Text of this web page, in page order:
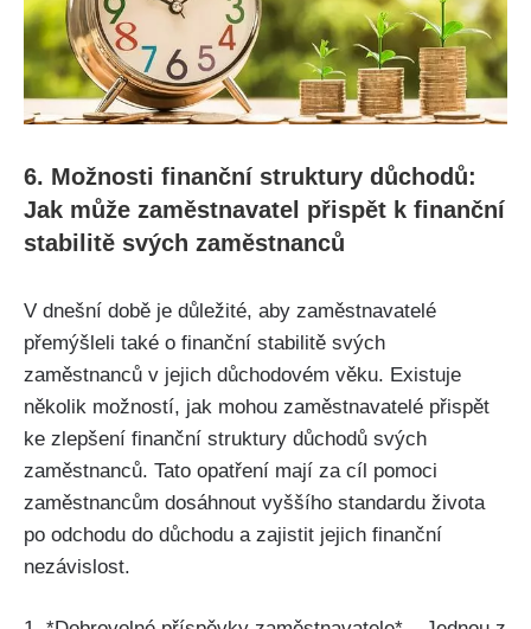
6. Možnosti finanční struktury důchodů:
Jak může zaměstnavatel přispět k finanční
stabilitě svých zaměstnanců
V dnešní době je důležité, aby zaměstnavatelé
přemýšleli také o finanční stabilitě svých
zaměstnanců v jejich důchodovém věku. Existuje
několik možností, jak mohou zaměstnavatelé přispět
ke zlepšení finanční struktury důchodů svých
zaměstnanců. Tato opatření mají za cíl pomoci
zaměstnancům dosáhnout vyššího standardu života
po odchodu do důchodu a zajistit jejich finanční
nezávislost.